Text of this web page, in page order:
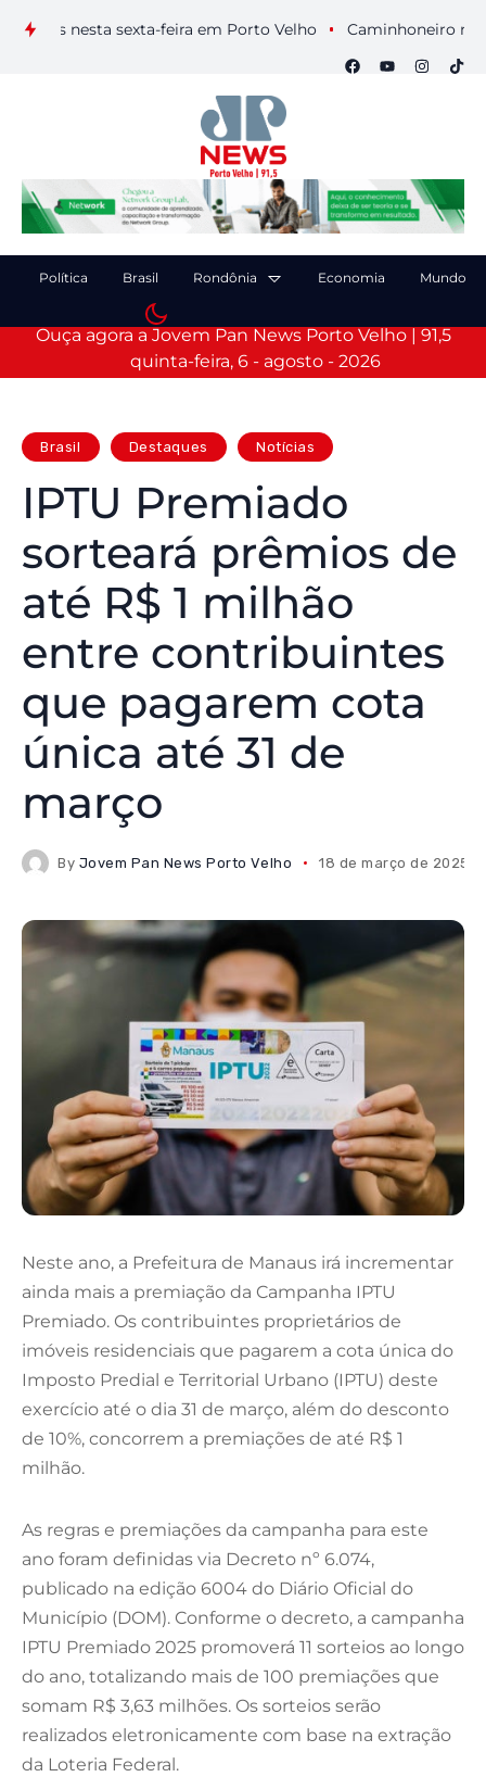
nesta sexta-feira em Porto Velho Caminhoneiro morre
Política Brasil Rondônia Economia Mundo
Ouça agora a Jovem Pan News Porto Velho | 91,5
quinta-feira, 6 - agosto - 2026
Brasil Destaques Notícias
IPTU Premiado
sorteará prêmios de
até R$ 1 milhão
entre contribuintes
que pagarem cota
única até 31 de
março
By Jovem Pan News Porto Velho 18 de março de 2025
Neste ano, a Prefeitura de Manaus irá incrementar
ainda mais a premiação da Campanha IPTU
Premiado. Os contribuintes proprietários de
imóveis residenciais que pagarem a cota única do
Imposto Predial e Territorial Urbano (IPTU) deste
exercício até o dia 31 de março, além do desconto
de 10%, concorrem a premiações de até R$ 1
milhão.
As regras e premiações da campanha para este
ano foram definidas via Decreto nº 6.074,
publicado na edição 6004 do Diário Oficial do
Município (DOM). Conforme o decreto, a campanha
IPTU Premiado 2025 promoverá 11 sorteios ao longo
do ano, totalizando mais de 100 premiações que
somam R$ 3,63 milhões. Os sorteios serão
realizados eletronicamente com base na extração
da Loteria Federal.